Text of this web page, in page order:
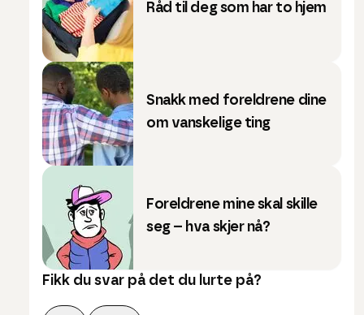
Råd til deg som har to hjem
Snakk med foreldrene dine
om vanskelige ting
Foreldrene mine skal skille
seg – hva skjer nå?
Fikk du svar på det du lurte på?